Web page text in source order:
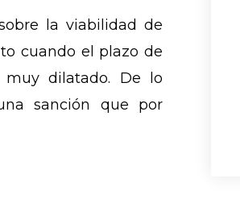
la viabilidad de
cuando el plazo de
dilatado. De lo
sanción que por